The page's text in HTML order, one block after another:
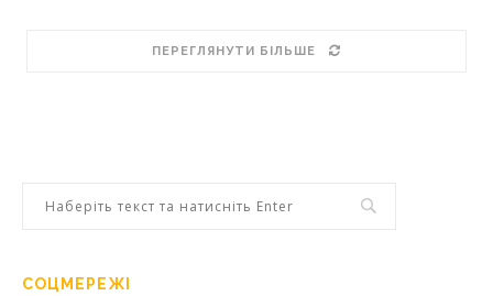
ПЕРЕГЛЯНУТИ БІЛЬШЕ
СОЦМЕРЕЖІ